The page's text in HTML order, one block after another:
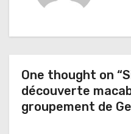
o
n
One thought on
découverte
groupement de